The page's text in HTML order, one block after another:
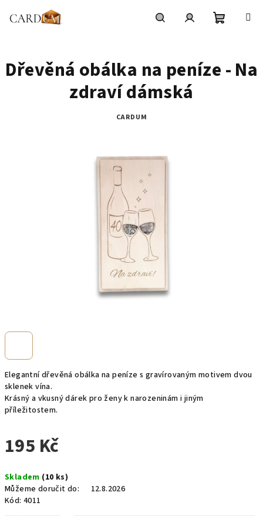
košík
Elegantní dřevěná obálka na peníze s gravírovaným motivem dvou
sklenek vína.
Krásný a vkusný dárek pro ženy k narozeninám i jiným
příležitostem.
195 Kč
cena:
Skladem (10 ks)
Můžeme doručit do:
12.8.2026
Kód: 4011
Dřevěná obálka na peníze - Na
zdraví dámská
CARDUM